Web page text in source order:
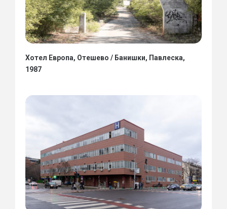
Хотел Европа, Отешево / Банишки, Павлеска,
1987